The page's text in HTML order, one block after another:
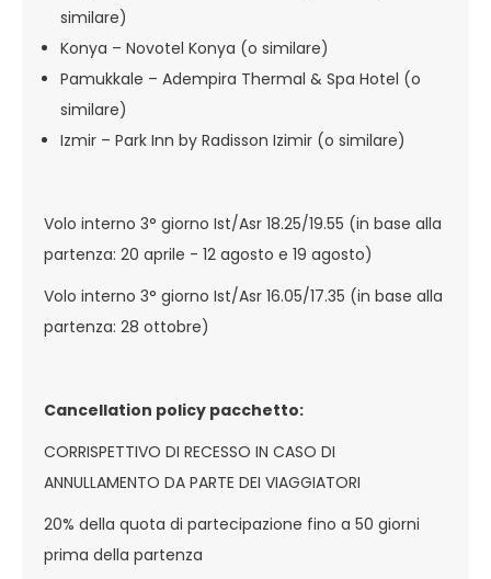
similare)
Konya – Novotel Konya (o similare)
Pamukkale – Adempira Thermal & Spa Hotel (o
similare)
Izmir – Park Inn by Radisson Izimir (o similare)
Volo interno 3° giorno Ist/Asr 18.25/19.55 (in base alla
partenza: 20 aprile - 12 agosto e 19 agosto)
Volo interno 3° giorno Ist/Asr 16.05/17.35 (in base alla
partenza: 28 ottobre)
Cancellation policy pacchetto:
CORRISPETTIVO DI RECESSO IN CASO DI
ANNULLAMENTO DA PARTE DEI VIAGGIATORI
20% della quota di partecipazione fino a 50 giorni
prima della partenza